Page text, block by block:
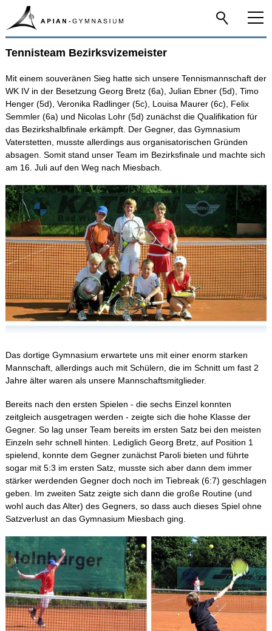
Home
Aktuelle News
Newsarchiv
2024/2025 2. HJ
2024/2025 1. HJ
2023/2024 2. HJ
2023/2024 1. HJ
2022/2023 2. HJ
2022/2023 1. HJ
2021/2022 2. HJ
2021/2022 1. HJ
2020/2021 2. HJ
2020/2021 1. HJ
2019/2020 1. HJ
2018/2019 2. HJ
2017/2018 2. HJ
2017/2018 1. HJ
2016/2017 2. HJ
2016/2017 1. HJ
2015/2016 2. HJ
2015/2016 1. HJ
2014/2015 2. HJ
2014/2015 1. HJ
2013/2014 2. HJ
2013/2014 1. HJ
2012/2013 2. HJ
Tennisteam Bezirksvizemeister
Mit einem souveränen Sieg hatte sich unsere Tennismannschaft der
WK IV in der Besetzung Georg Bretz (6a), Julian Ebner (5d), Timo
Henger (5d), Veronika Radlinger (5c), Louisa Maurer (6c), Felix
Semmler (6a) und Nicolas Lohr (5d) zunächst die Qualifikation für
das Bezirkshalbfinale erkämpft. Der Gegner, das Gymnasium
Vaterstetten, musste allerdings aus organisatorischen Gründen
absagen. Somit stand unser Team im Bezirksfinale und machte sich
am 16. Juli auf den Weg nach Miesbach.
Das dortige Gymnasium erwartete uns mit einer enorm starken
Mannschaft, allerdings auch mit Schülern, die im Schnitt um fast 2
Jahre älter waren als unsere Mannschaftsmitglieder.
Bereits nach den ersten Spielen - die sechs Einzel konnten
zeitgleich ausgetragen werden - zeigte sich die hohe Klasse der
Gegner. So lag unser Team bereits im ersten Satz bei den meisten
Einzeln sehr schnell hinten. Lediglich Georg Bretz, auf Position 1
spielend, konnte dem Gegner zunächst Paroli bieten und führte
sogar mit 5:3 im ersten Satz, musste sich aber dann dem immer
stärker werdenden Gegner doch noch im Tiebreak (6:7) geschlagen
geben. Im zweiten Satz zeigte sich dann die große Routine (und
wohl auch das Alter) des Gegners, so dass auch dieses Spiel ohne
Satzverlust an das Gymnasium Miesbach ging.